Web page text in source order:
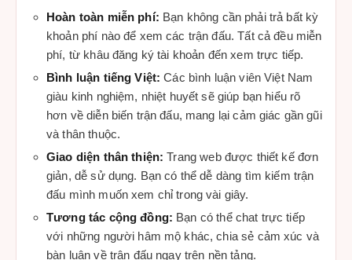
Hoàn toàn miễn phí: Bạn không cần phải trả bất kỳ
khoản phí nào để xem các trận đấu. Tất cả đều miễn
phí, từ khâu đăng ký tài khoản đến xem trực tiếp.
Bình luận tiếng Việt: Các bình luận viên Việt Nam
giàu kinh nghiệm, nhiệt huyết sẽ giúp bạn hiểu rõ
hơn về diễn biến trận đấu, mang lại cảm giác gần gũi
và thân thuộc.
Giao diện thân thiện: Trang web được thiết kế đơn
giản, dễ sử dụng. Bạn có thể dễ dàng tìm kiếm trận
đấu mình muốn xem chỉ trong vài giây.
Tương tác cộng đồng: Bạn có thể chat trực tiếp
với những người hâm mộ khác, chia sẻ cảm xúc và
bàn luận về trận đấu ngay trên nền tảng.